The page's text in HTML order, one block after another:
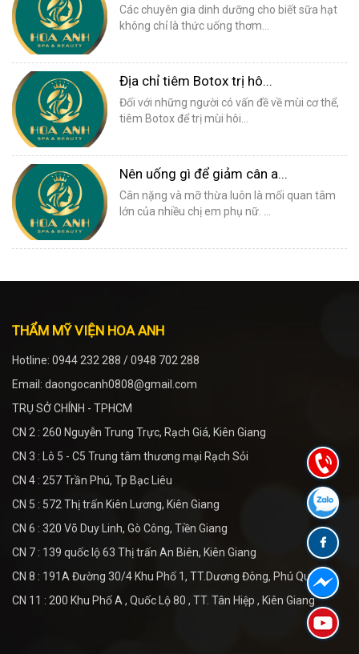
Các chuyên gia dinh dưỡng cho biết sữa hạt
không chỉ là thức uống thơm...
Địa chỉ tiêm Botox trị hô...
Đối với những người có vấn đề về mùi cơ thể,
tiêm Botox để trị mùi hôi...
Nên uống gì để giảm cân a...
Cân nặng và mỡ thừa luôn là mối quan tâm
lớn của nhiều chị em phụ nữ. ...
THẨM MỸ VIỆN HOA ANH
Hotline: 0944 232 288 / 0948 702 288
Email: daongocanh0808@gmail.com
TRỤ SỞ CHÍNH - TPHCM
CN 2 : 260 Nguyễn Trung Trực, Rạch Giá, Kiên Giang
CN 3 : Lô 5 - C5 Trung tâm thương mại Rạch Sỏi
CN 4 : 257 Trần Phú, Tp Bạc Liêu
CN 5 : 572 Thị trấn Kiên Lương, Kiên Giang
CN 6 : 320 Võ Duy Linh, Gò Công, Tiền Giang
CN 7 : 139 quốc lộ 63 Thị trấn An Biên, Kiên Giang
CN 8 : 191A Đường 30/4 Khu Phố 1, TT.Dương Đông, Phú Quốc
CN 11 : 200 Khu Phố A , Quốc Lộ 80 , TT. Tân Hiệp , Kiên Giang